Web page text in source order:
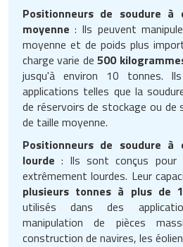
Positionneurs de soudure à
moyenne : Ils peuvent
moyenne et de poids plus
charge varie de500
jusqu'à environ 10 tonnes.
applications telles que la
de réservoirs de stockage ou de
de taille moyenne.
Positionneurs de soudure à
lourde : Ils sont conçus pour
extrêmement lourdes. Leur
plusieurs tonnes à plus de
utilisés dans des
manipulation de pièces
construction de navires, les